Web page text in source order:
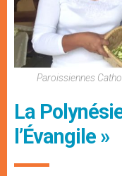
Paroissiennes
La
l’Évangile »